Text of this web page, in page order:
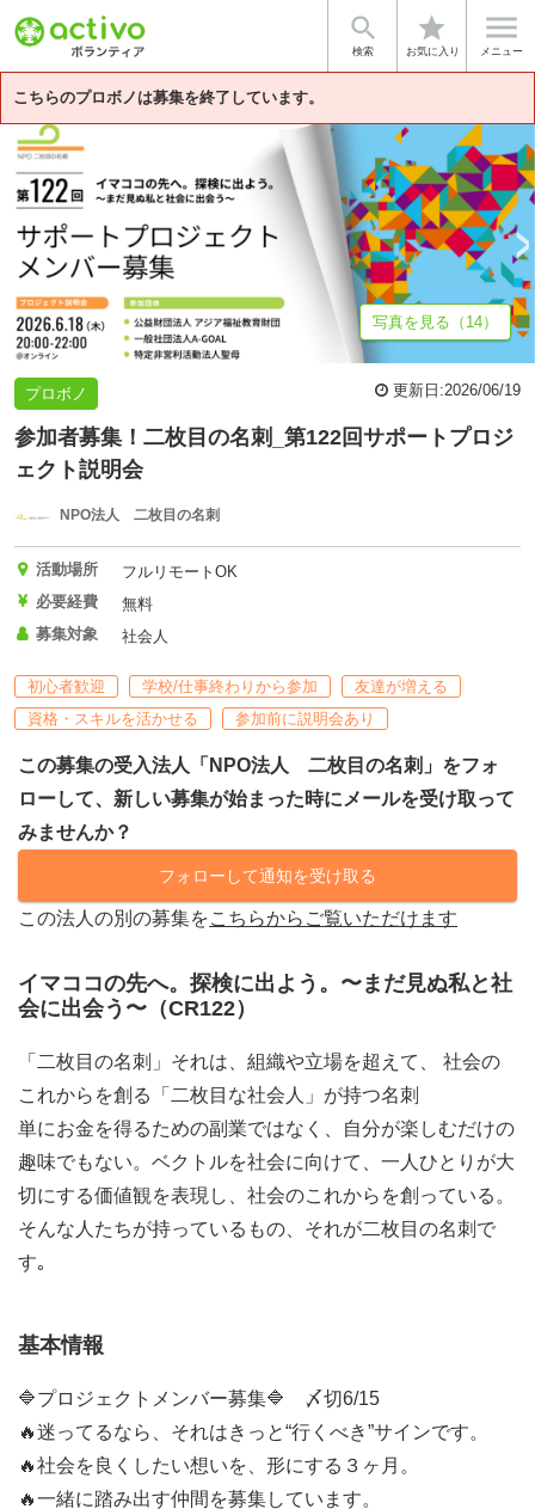

検索
star
お気に入り

メニュー
こちらのプロボノは募集を終了しています。
イマココの先へ。探検に出よう。〜ま... 基本情報 熱き想いで活動す
写真を見る（14）
プロボノ 更新日:2026/06/19
参加者募集！二枚目の名刺_第122回サポートプロジ
ェクト説明会
NPO法人 二枚目の名刺
活動場所
フルリモートOK
必要経費
無料
募集対象
社会人
初心者歓迎 学校/仕事終わりから参加
友達が増える
資格・スキルを活かせる
参加前に説明会あり
この募集の受入法人「NPO法人 二枚目の名刺」をフォ
ローして、新しい募集が始まった時にメールを受け取って
みませんか？
フォローして通知を受け取る
この法人の別の募集をこちらからご覧いただけます
イマココの先へ。探検に出よう。〜まだ見ぬ私と社
会に出会う〜（CR122）
「二枚目の名刺」それは、組織や立場を超えて、 社会の
これからを創る「二枚目な社会人」が持つ名刺
単にお金を得るための副業ではなく、自分が楽しむだけの
趣味でもない。ベクトルを社会に向けて、一人ひとりが大
切にする価値観を表現し、社会のこれからを創っている。
そんな人たちが持っているもの、それが二枚目の名刺で
す｡
基本情報
🔷プロジェクトメンバー募集🔷 〆切6/15
🔥迷ってるなら、それはきっと“行くべき”サインです。
🔥社会を良くしたい想いを、形にする３ヶ月。
🔥一緒に踏み出す仲間を募集しています。